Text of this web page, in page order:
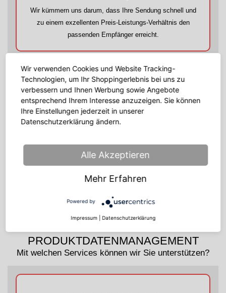
Wir kümmern uns darum, dass Ihre Sendung schnell und
zu einem exzellenten Preis-Leistungs-Verhältnis den
passenden Empfänger erreicht.
E-Mailbearbeitung
Wir empfangen und beantworten Ihre E-Mails. Dank
unserer Native Speaker können wir die Anliegen in vielen
Sprachen höchst professionell beantworten.
Conversational Commerce
Digital und persönlich – wir gehen mit Ihnen noch einen
Kaufberatung, die plattformübergreifend funktioniert.
PRODUKTDATENMANAGEMENT
Mit welchen Services können wir Sie unterstützen?
Wir verwenden Cookies und Website Tracking-
Technologien, um Ihr Shoppingerlebnis bei uns zu
verbessern und Ihnen Werbung sowie Angebote
entsprechend Ihrem Interesse anzuzeigen. Sie können
Ihre Einstellungen jederzeit in unserer
Datenschutzerklärung ändern.
Alle Akzeptieren
Mehr Erfahren
Powered by
Impressum Datenschutzerklärung